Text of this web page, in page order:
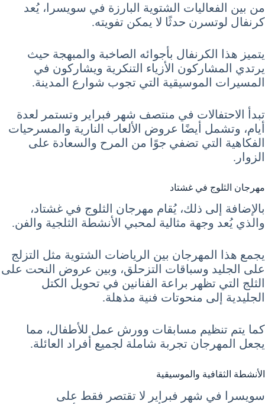
من بين الفعاليات الشتوية البارزة في سويسرا، يُعد
كرنفال لوتسرن حدثًا لا يمكن تفويته.
يتميز هذا الكرنفال بأجوائه الصاخبة والمبهجة حيث
يرتدي المشاركون الأزياء التنكرية ويشاركون في
المسيرات الموسيقية التي تجوب شوارع المدينة.
تبدأ الاحتفالات في منتصف شهر فبراير وتستمر لعدة
أيام، وتشمل أيضًا عروض الألعاب النارية والمسرحيات
الفكاهية التي تضفي جوًا من المرح والسعادة على
الزوار.
مهرجان الثلوج في غشتاد
بالإضافة إلى ذلك، يُقام مهرجان الثلوج في غشتاد،
والذي يُعد وجهة مثالية لمحبي الأنشطة الثلجية والفن.
يجمع هذا المهرجان بين الرياضات الشتوية مثل التزلج
على الجليد وسباقات التزحلق، وبين عروض النحت على
الثلج التي تظهر براعة الفنانين في تحويل الكتل
الجليدية إلى منحوتات فنية مذهلة.
كما يتم تنظيم مسابقات وورش عمل للأطفال، مما
يجعل المهرجان تجربة شاملة لجميع أفراد العائلة.
الأنشطة الثقافية والموسيقية
سويسرا في شهر فبراير لا تقتصر فقط على